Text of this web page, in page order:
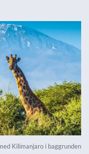
Kilimanjaro i baggrunden